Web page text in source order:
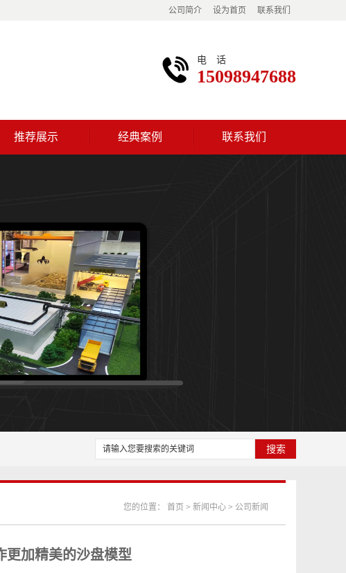
公司简介 设为首页 联系我们
电话
15098947688
推荐展示 经典案例 联系我们
您的位置： 首页 > 新闻中心 > 公司新闻
更加精美的沙盘模型